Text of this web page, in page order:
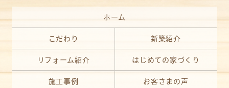
ホーム
こだわり 新築紹介
リフォーム紹介 はじめての家づくり
施工事例 お客さまの声